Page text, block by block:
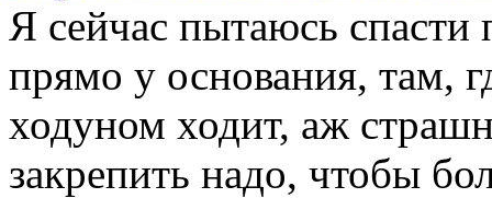
Я сейчас пытаюсь
прямо у основания, там,
ходуном ходит, аж
закрепить надо, чтобы